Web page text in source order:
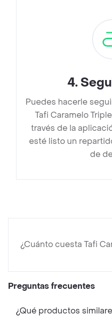
4.
Puedes hacerle
Tafi Caramelo
través de la
esté listo un
de
¿Cuánto cuesta Tafi
Preguntas frecuentes
¿Qué productos